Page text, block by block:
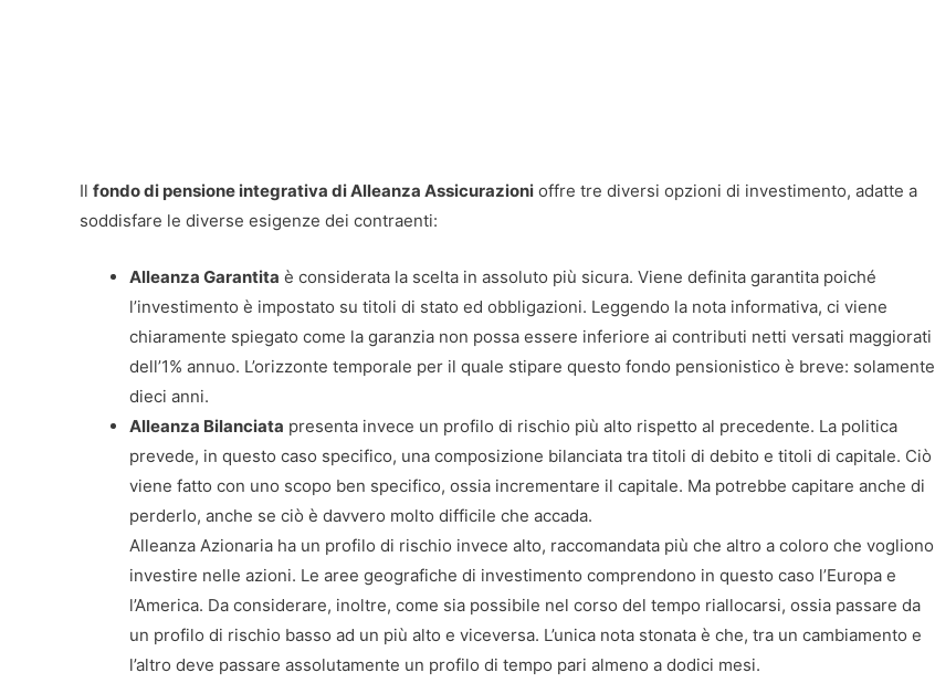
Il fondo di pensione integrativa di Alleanza Assicurazioni offre tre diversi opzioni di investimento, adatte a
soddisfare le diverse esigenze dei contraenti:
Alleanza Garantita è considerata la scelta in assoluto più sicura. Viene definita garantita poiché
l’investimento è impostato su titoli di stato ed obbligazioni. Leggendo la nota informativa, ci viene
chiaramente spiegato come la garanzia non possa essere inferiore ai contributi netti versati maggiorati
dell’1% annuo. L’orizzonte temporale per il quale stipare questo fondo pensionistico è breve: solamente
dieci anni.
Alleanza Bilanciata presenta invece un profilo di rischio più alto rispetto al precedente. La politica
prevede, in questo caso specifico, una composizione bilanciata tra titoli di debito e titoli di capitale. Ciò
viene fatto con uno scopo ben specifico, ossia incrementare il capitale. Ma potrebbe capitare anche di
perderlo, anche se ciò è davvero molto difficile che accada.
Alleanza Azionaria ha un profilo di rischio invece alto, raccomandata più che altro a coloro che vogliono
investire nelle azioni. Le aree geografiche di investimento comprendono in questo caso l’Europa e
l’America. Da considerare, inoltre, come sia possibile nel corso del tempo riallocarsi, ossia passare da
un profilo di rischio basso ad un più alto e viceversa. L’unica nota stonata è che, tra un cambiamento e
l’altro deve passare assolutamente un profilo di tempo pari almeno a dodici mesi.